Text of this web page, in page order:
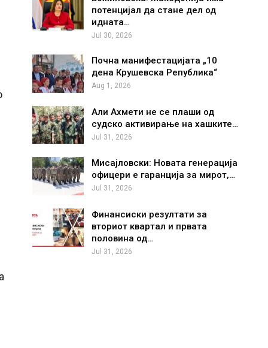
потенцијал да стане дел од
идната…
Jul 30, 2026
Почна манифестацијата „10
дена Крушевска Република“
Aug 1, 2026
Али Ахмети не се плаши од
судско активирање на хашките…
Jul 31, 2026
Мисајловски: Новата генерација
офицери е гаранција за мирот,…
Jul 31, 2026
Финансиски резултати за
вториот квартал и првата
половина од…
Jul 31, 2026